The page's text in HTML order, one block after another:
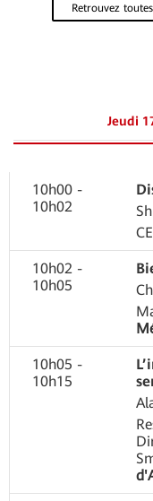
Retrouvez
Jeudi
10h00 -
10h02
10h02 -
10h05
10h05 -
10h15